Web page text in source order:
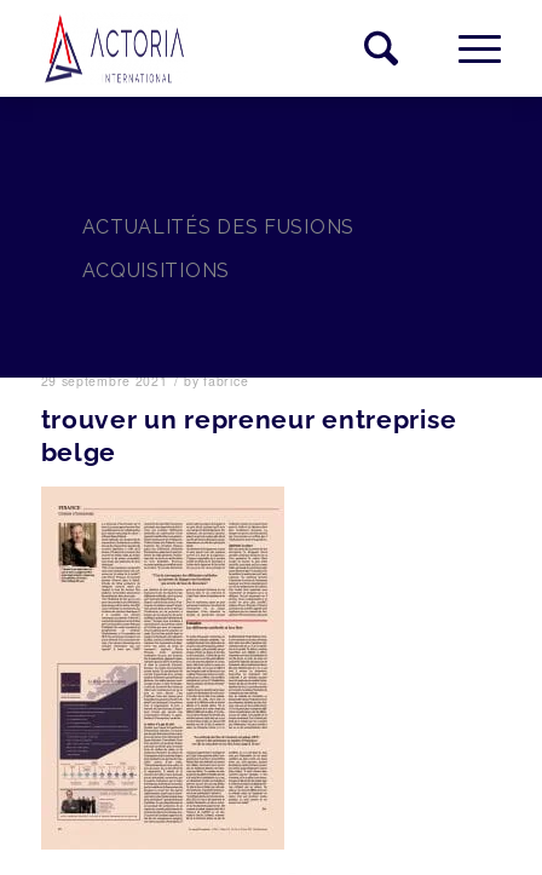
ACTUALITÉS DES FUSIONS
ACQUISITIONS
29 septembre 2021 / byfabrice
trouver un repreneur entreprise
belge